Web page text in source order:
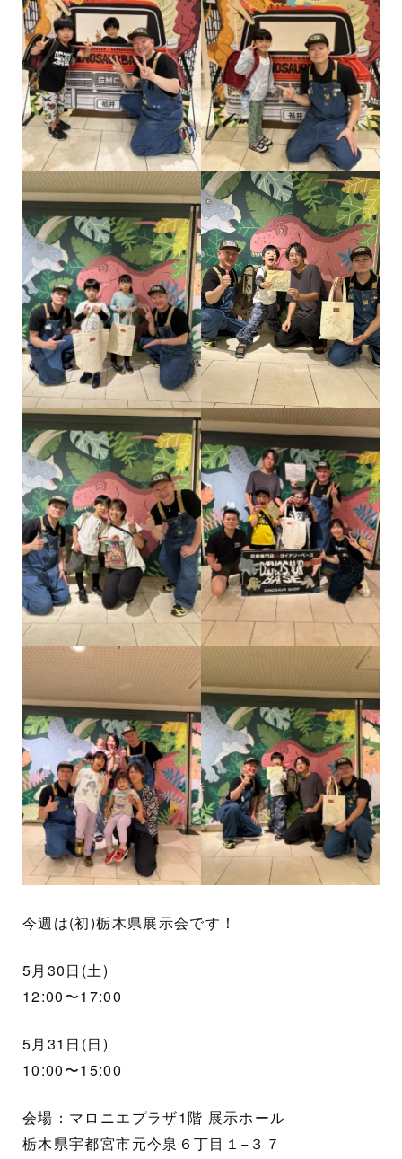
今週は(初)栃木県展示会です！
5月30日(土)
12:00〜17:00
5月31日(日)
10:00〜15:00
会場：マロニエプラザ1階 展示ホール
栃木県宇都宮市元今泉６丁目１−３７